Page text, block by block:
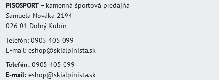
PISOSPORT – kamenná športová predajňa
Samuela Nováka 2194
026 01 Dolný Kubín
Telefón: 0905 405 099
E-mail: eshop@skialpinista.sk
Telefón: 0905 405 099
E-mail: eshop@skialpinista.sk